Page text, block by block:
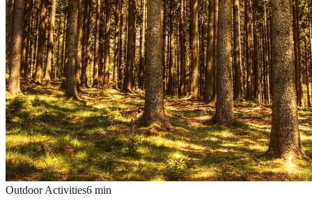
Outdoor Activities6 min